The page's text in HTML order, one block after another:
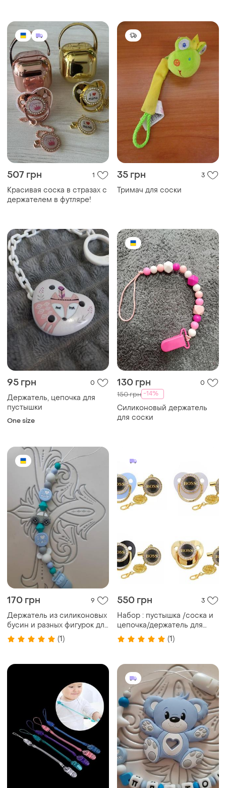
507 грн 1
Красивая соска в стразах с
держателем в футляре!
35 грн 3
Тримач для соски
95 грн 0
Держатель, цепочка для
пустышки
One size
130 грн 0
150 грн -14%
Силиконовый держатель
для соски
170 грн 9
Держатель из силиконовых
бусин и разных фигурок для
соски
(1)
550 грн 3
Набор : пустышка /соска и
цепочка/держатель для
соски «босс» (1)